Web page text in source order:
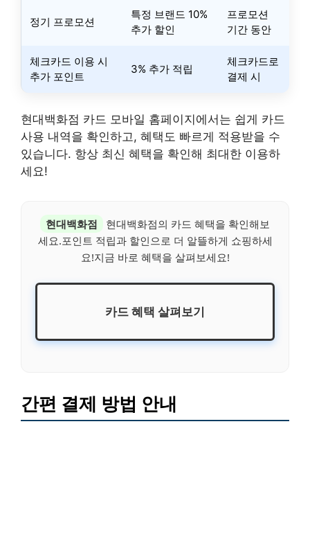
정기 프로모션
특정 브랜드 10%
추가 할인
프로모션
기간 동안
체크카드 이용 시
추가 포인트
3% 추가 적립
체크카드로
결제 시
현대백화점 카드 모바일 홈페이지에서는 쉽게 카드
사용 내역을 확인하고, 혜택도 빠르게 적용받을 수
있습니다. 항상 최신 혜택을 확인해 최대한 이용하
세요!
현대백화점
현대백화점의 카드 혜택을 확인해보
세요.포인트 적립과 할인으로 더 알뜰하게 쇼핑하세
요!지금 바로 혜택을 살펴보세요!
카드 혜택 살펴보기
간편 결제 방법 안내